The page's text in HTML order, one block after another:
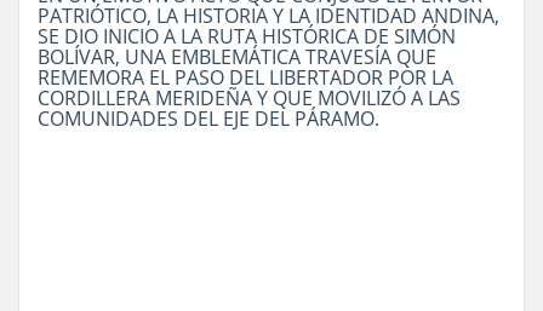
PATRIÓTICO, LA HISTORIA Y LA IDENTIDAD ANDINA,
SE DIO INICIO A LA RUTA HISTÓRICA DE SIMÓN
BOLÍVAR, UNA EMBLEMÁTICA TRAVESÍA QUE
REMEMORA EL PASO DEL LIBERTADOR POR LA
CORDILLERA MERIDEÑA Y QUE MOVILIZÓ A LAS
COMUNIDADES DEL EJE DEL PÁRAMO.